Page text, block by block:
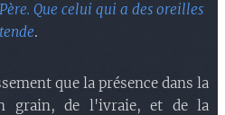
Que celui qui a des oreilles
.
que la présence dans la
grain, de l'ivraie, et de la